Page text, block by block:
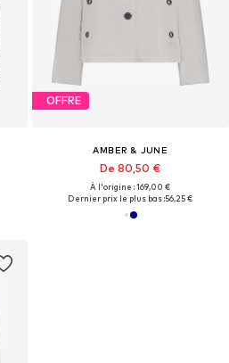
OFFRE
AMBER & JUNE
De 80,50 €
À l'origine : 169,00 €
Dernier prix le plus bas :56,25 €